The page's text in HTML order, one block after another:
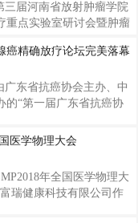
三届河南省放射肿瘤学院
重点实验室研讨会暨肿瘤
“广州富瑞”)作为重要的
癌精确放疗论坛完美落幕
广东省抗癌协会主办、中
的“第一届广东省抗癌协
技有限公司(以下简称
医学物理大会
年全国医学物理大
瑞健康科技有限公司作